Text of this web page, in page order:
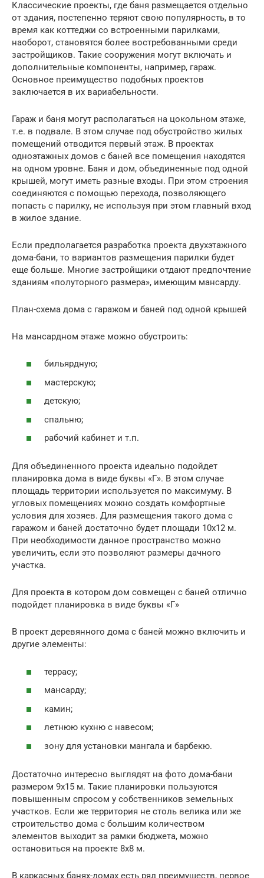
Классические проекты, где баня размещается отдельно
от здания, постепенно теряют свою популярность, в то
время как коттеджи со встроенными парилками,
наоборот, становятся более востребованными среди
застройщиков. Такие сооружения могут включать и
дополнительные компоненты, например, гараж.
Основное преимущество подобных проектов
заключается в их вариабельности.
Гараж и баня могут располагаться на цокольном этаже,
т.е. в подвале. В этом случае под обустройство жилых
помещений отводится первый этаж. В проектах
одноэтажных домов с баней все помещения находятся
на одном уровне. Баня и дом, объединенные под одной
крышей, могут иметь разные входы. При этом строения
соединяются с помощью перехода, позволяющего
попасть с парилку, не используя при этом главный вход
в жилое здание.
Если предполагается разработка проекта двухэтажного
дома-бани, то вариантов размещения парилки будет
еще больше. Многие застройщики отдают предпочтение
зданиям «полуторного размера», имеющим мансарду.
План-схема дома с гаражом и баней под одной крышей
На мансардном этаже можно обустроить:
бильярдную;
мастерскую;
детскую;
спальню;
рабочий кабинет и т.п.
Для объединенного проекта идеально подойдет
планировка дома в виде буквы «Г». В этом случае
площадь территории используется по максимуму. В
угловых помещениях можно создать комфортные
условия для хозяев. Для размещения такого дома с
гаражом и баней достаточно будет площади 10х12 м.
При необходимости данное пространство можно
увеличить, если это позволяют размеры дачного
участка.
Для проекта в котором дом совмещен с баней отлично
подойдет планировка в виде буквы «Г»
В проект деревянного дома с баней можно включить и
другие элементы:
террасу;
мансарду;
камин;
летнюю кухню с навесом;
зону для установки мангала и барбекю.
Достаточно интересно выглядят на фото дома-бани
размером 9х15 м. Такие планировки пользуются
повышенным спросом у собственников земельных
участков. Если же территория не столь велика или же
строительство дома с большим количеством
элементов выходит за рамки бюджета, можно
остановиться на проекте 8х8 м.
В каркасных банях-домах есть ряд преимуществ, первое